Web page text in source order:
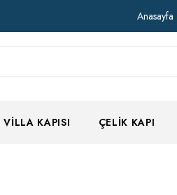
Anasayfa
VILLA KAPISI ÇELIK KAPI